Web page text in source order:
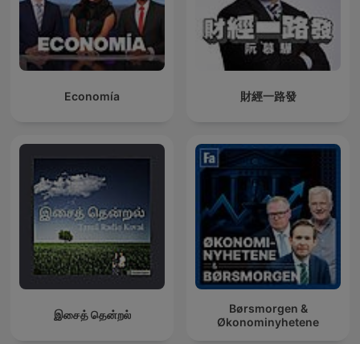
Economía 財經一路發
இசைத் தென்றல்
Børsmorgen &
Økonominyhetene